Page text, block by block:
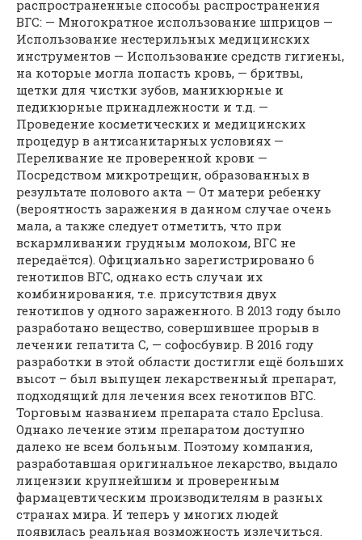
распространенные способы распространения
ВГС: — Многократное использование шприцов —
Использование нестерильных медицинских
инструментов — Использование средств гигиены,
на которые могла попасть кровь, — бритвы,
щетки для чистки зубов, маникюрные и
педикюрные принадлежности и т.д. —
Проведение косметических и медицинских
процедур в антисанитарных условиях —
Переливание не проверенной крови —
Посредством микротрещин, образованных в
результате полового акта — От матери ребенку
(вероятность заражения в данном случае очень
мала, а также следует отметить, что при
вскармливании грудным молоком, ВГС не
передаётся). Официально зарегистрировано 6
генотипов ВГС, однако есть случаи их
комбинирования, т.е. присутствия двух
генотипов у одного зараженного. В 2013 году было
разработано вещество, совершившее прорыв в
лечении гепатита C, — софосбувир. В 2016 году
разработки в этой области достигли ещё больших
высот – был выпущен лекарственный препарат,
подходящий для лечения всех генотипов ВГС.
Торговым названием препарата стало Epclusa.
Однако лечение этим препаратом доступно
далеко не всем больным. Поэтому компания,
разработавшая оригинальное лекарство, выдало
лицензии крупнейшим и проверенным
фармацевтическим производителям в разных
странах мира. И теперь у многих людей
появилась реальная возможность излечиться.